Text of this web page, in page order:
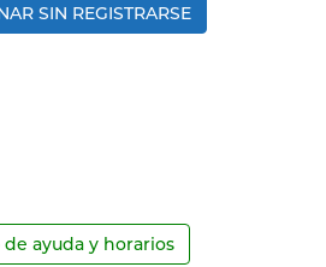
SIN REGISTRARSE
ayuda y horarios